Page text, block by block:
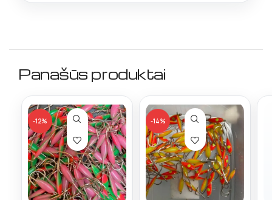
Panašūs produktai
-12% -14%